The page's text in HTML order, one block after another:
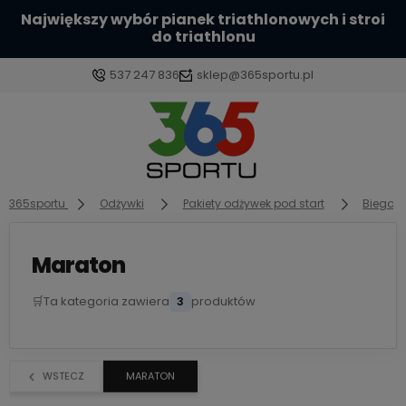
Największy wybór pianek triathlonowych i stroi
do triathlonu
537 247 836 sklep@365sportu.pl
Zaloguj się
Załóż konto
Wybierz coś dla siebie z naszej aktualnej oferty lub
365sportu Odżywki Pakiety odżywek pod start
Maraton
🛒Ta kategoria zawiera 3 produktów
WSTECZ MARATON